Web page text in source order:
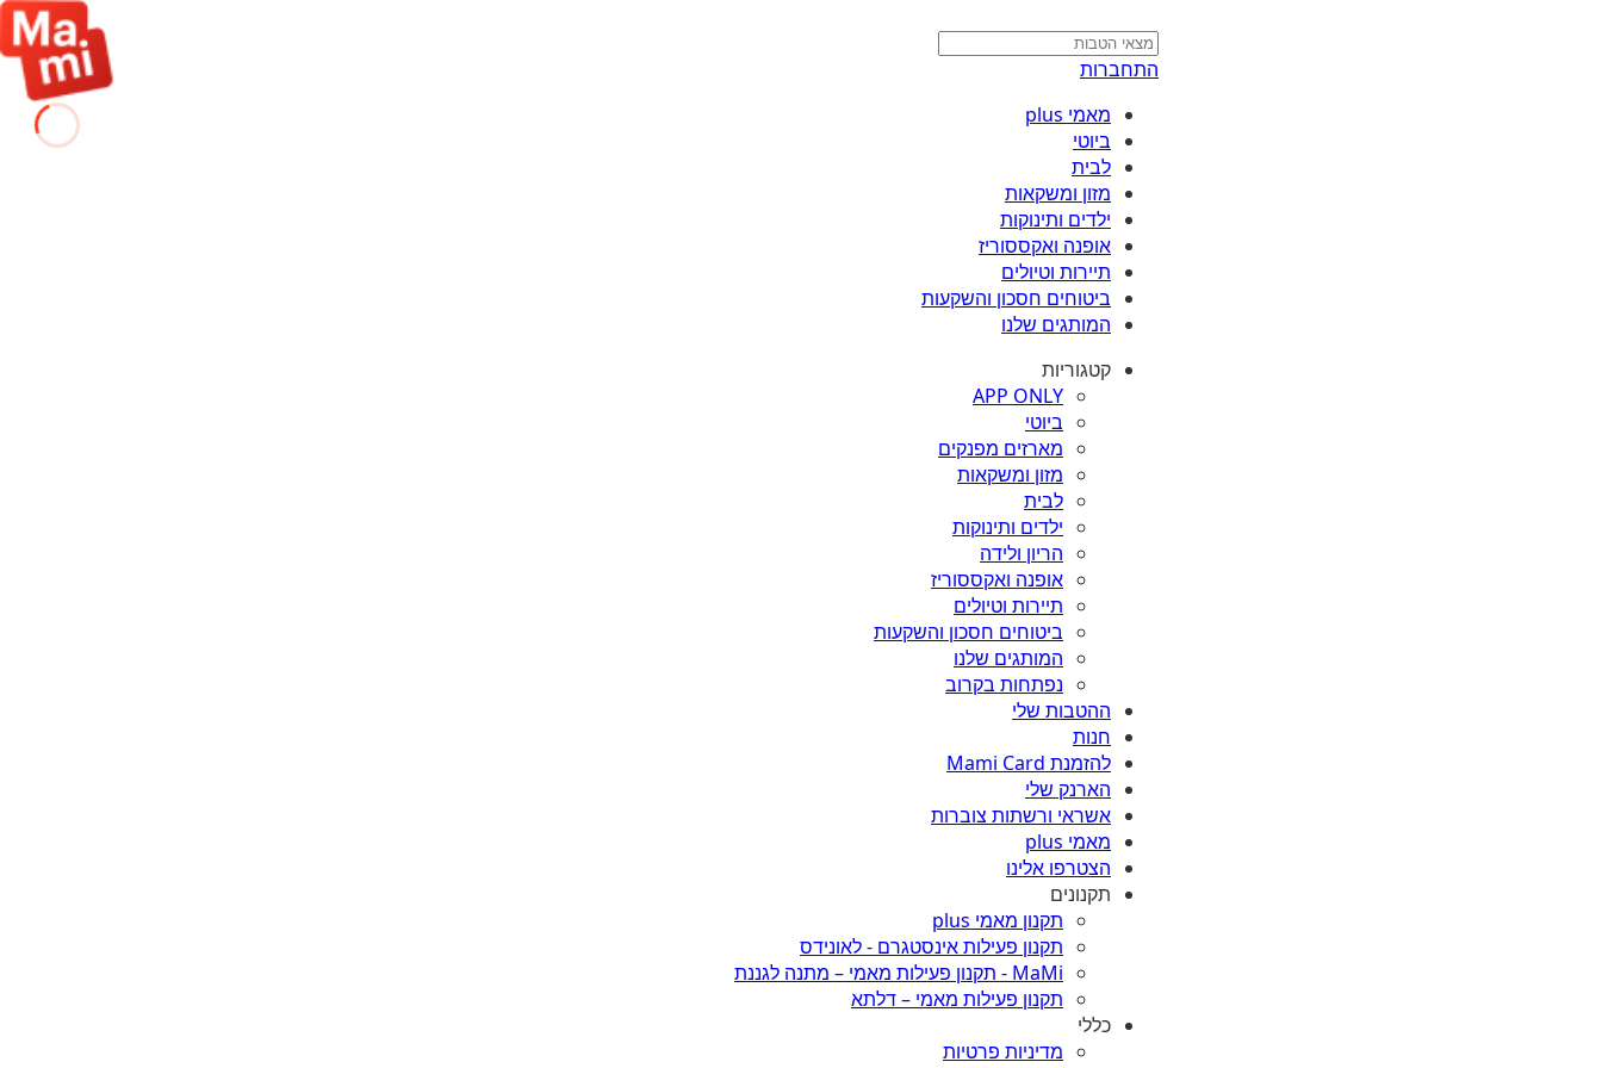
התחברות
מאמי plus
ביוטי
לבית
מזון ומשקאות
ילדים ותינוקות
אופנה ואקססוריז
תיירות וטיולים
ביטוחים חסכון והשקעות
המותגים שלנו
קטגוריות
APP ONLY
ביוטי
מארזים מפנקים
מזון ומשקאות
לבית
ילדים ותינוקות
הריון ולידה
אופנה ואקססוריז
תיירות וטיולים
ביטוחים חסכון והשקעות
המותגים שלנו
נפתחות בקרוב
ההטבות שלי
חנות
להזמנת Mami Card
הארנק שלי
אשראי ורשתות צוברות
מאמי plus
הצטרפו אלינו
תקנונים
תקנון מאמי plus
תקנון פעילות אינסטגרם - לאונידס
MaMi - תקנון פעילות מאמי – מתנה לגננת
תקנון פעילות מאמי – דלתא
כללי
מדיניות פרטיות